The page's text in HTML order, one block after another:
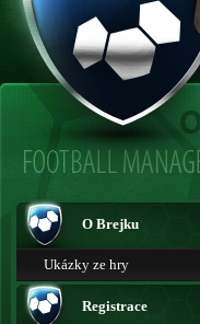
O Brejku
Ukázky ze hry
Registrace